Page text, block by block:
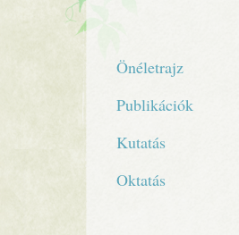
Önéletrajz
Publikációk
Kutatás
Oktatás